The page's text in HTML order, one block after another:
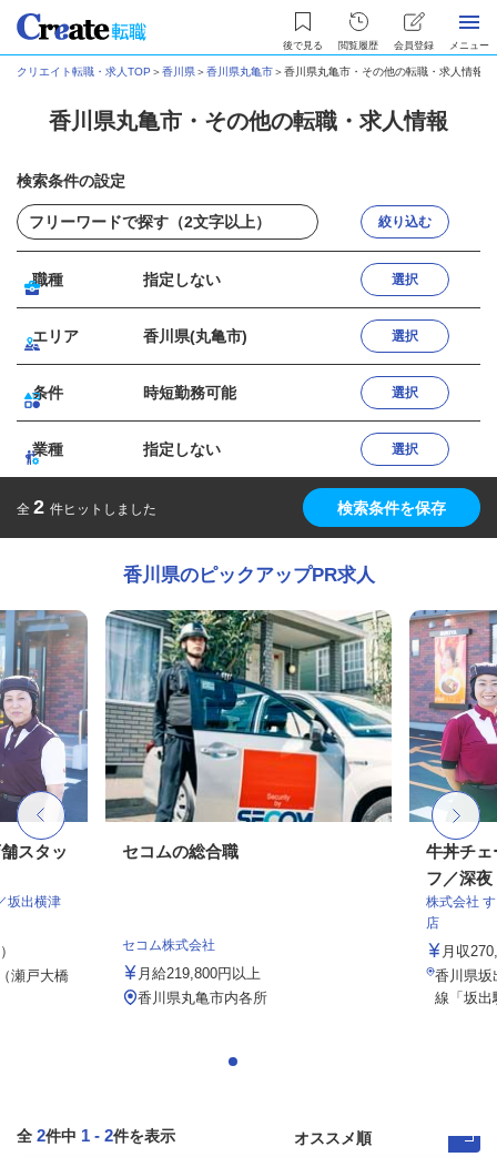
後で見る 閲覧履歴 会員登録 メニュー
クリエイト転職・求人TOP ＞香川県＞香川県丸亀市＞香川県丸亀市・その他の転職・求人情報
香川県丸亀市・その他の転職・求人情報
検索条件の設定
絞り込む
職種 指定しない 選択
エリア 香川県(丸亀市) 選択
条件 時短勤務可能 選択
業種 指定しない 選択
全 2 件ヒットしました 検索条件を保存
香川県のピックアップPR求人
スタッ
坂出横津
瀬戸大橋
セコムの総合職
セコム株式会社
月給219,800円以上
香川県丸亀市内各所
牛丼チェ
フ／深夜
株式会社
店
月収
香川県坂
線「坂出
全 2件中 1 - 2件を表示